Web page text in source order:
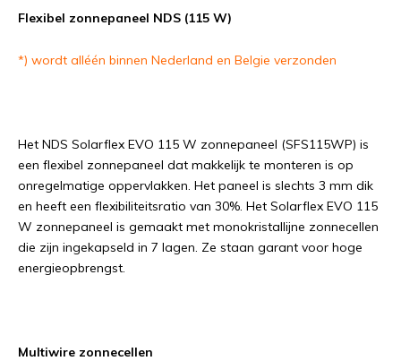
Flexibel zonnepaneel NDS (115 W)
*) wordt alléén binnen Nederland en Belgie verzonden
Het NDS Solarflex EVO 115 W zonnepaneel (SFS115WP) is
een flexibel zonnepaneel dat makkelijk te monteren is op
onregelmatige oppervlakken. Het paneel is slechts 3 mm dik
en heeft een flexibiliteitsratio van 30%. Het Solarflex EVO 115
W zonnepaneel is gemaakt met monokristallijne zonnecellen
die zijn ingekapseld in 7 lagen. Ze staan garant voor hoge
energieopbrengst.
Multiwire zonnecellen